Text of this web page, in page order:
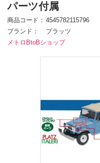
パーツ付属
商品コード
4545782115796
ブランド
プラッツ
メトロBtoBショップ